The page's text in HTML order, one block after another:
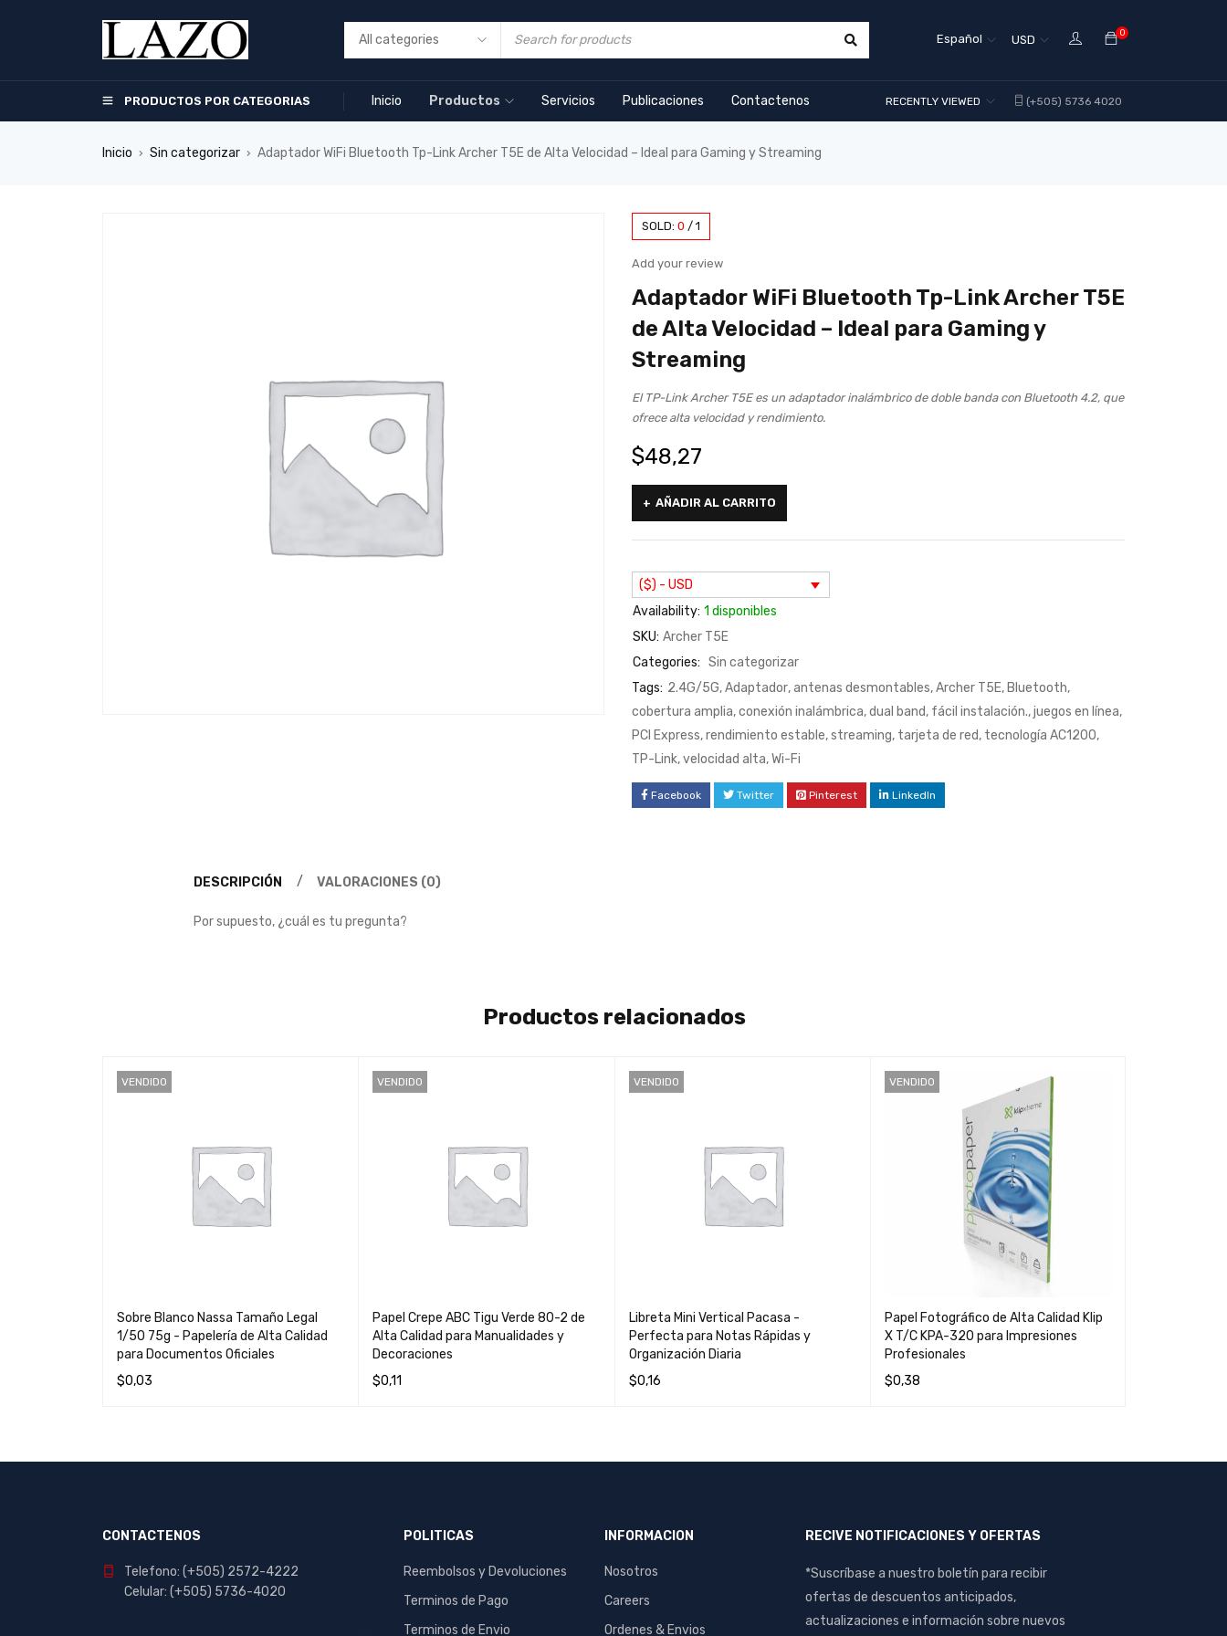
0
USD
Español
PRODUCTOS POR CATEGORIAS Inicio Productos Servicios Publicaciones Contactenos (+505) 5736 4020
RECENTLY VIEWED
Inicio › Sin categorizar › Adaptador WiFi Bluetooth Tp-Link Archer T5E de Alta Velocidad – Ideal para Gaming y Streaming
SOLD: 0 / 1
Add your review
Adaptador WiFi Bluetooth Tp-Link Archer T5E
de Alta Velocidad – Ideal para Gaming y
Streaming
El TP-Link Archer T5E es un adaptador inalámbrico de doble banda con Bluetooth 4.2, que
ofrece alta velocidad y rendimiento.
$48,27
AÑADIR AL CARRITO
($) - USD
Availability: 1 disponibles
SKU: Archer T5E
Categories: Sin categorizar
Tags: 2.4G/5G,Adaptador,antenas desmontables,Archer T5E, Bluetooth,
cobertura amplia,conexión inalámbrica,dual band, fácil instalación.,juegos en línea,
PCI Express,rendimiento estable,streaming, tarjeta de red, tecnología AC1200,
TP-Link,velocidad alta,Wi-Fi
Facebook Twitter Pinterest LinkedIn
DESCRIPCIÓN VALORACIONES (0)
Por supuesto, ¿cuál es tu pregunta?
Productos relacionados
VENDIDO
Sobre Blanco Nassa Tamaño Legal
1/50 75g - Papelería de Alta Calidad
para Documentos Oficiales
$0,03
VENDIDO
Papel Crepe ABC Tigu Verde 80-2 de
Alta Calidad para Manualidades y
Decoraciones
$0,11
VENDIDO
Libreta Mini Vertical Pacasa -
Perfecta para Notas Rápidas y
Organización Diaria
$0,16
VENDIDO
Papel Fotográfico de Alta Calidad Klip
X T/C KPA-320 para Impresiones
Profesionales
$0,38
CONTACTENOS
Telefono: (+505) 2572-4222
Celular: (+505) 5736-4020
POLITICAS
Reembolsos y Devoluciones
Terminos de Pago
Terminos de Envio
INFORMACION
Nosotros
Careers
Ordenes & Envios
RECIVE NOTIFICACIONES Y OFERTAS
*Suscríbase a nuestro boletín para recibir
ofertas de descuentos anticipados,
actualizaciones e información sobre nuevos